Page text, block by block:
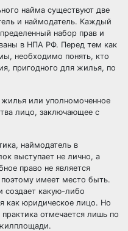
найма существуют две
и наймодатель. Каждый
набор прав и
в НПА РФ. Перед тем как
необходимо понять, кто
пригодного для жилья, по
или уполномоченное
лицо, заключающее с
наймодатель в
выступает не лично, а
право не является
имеет место быть.
создает какую-либо
как юридическое лицо. Но
отмечается лишь по